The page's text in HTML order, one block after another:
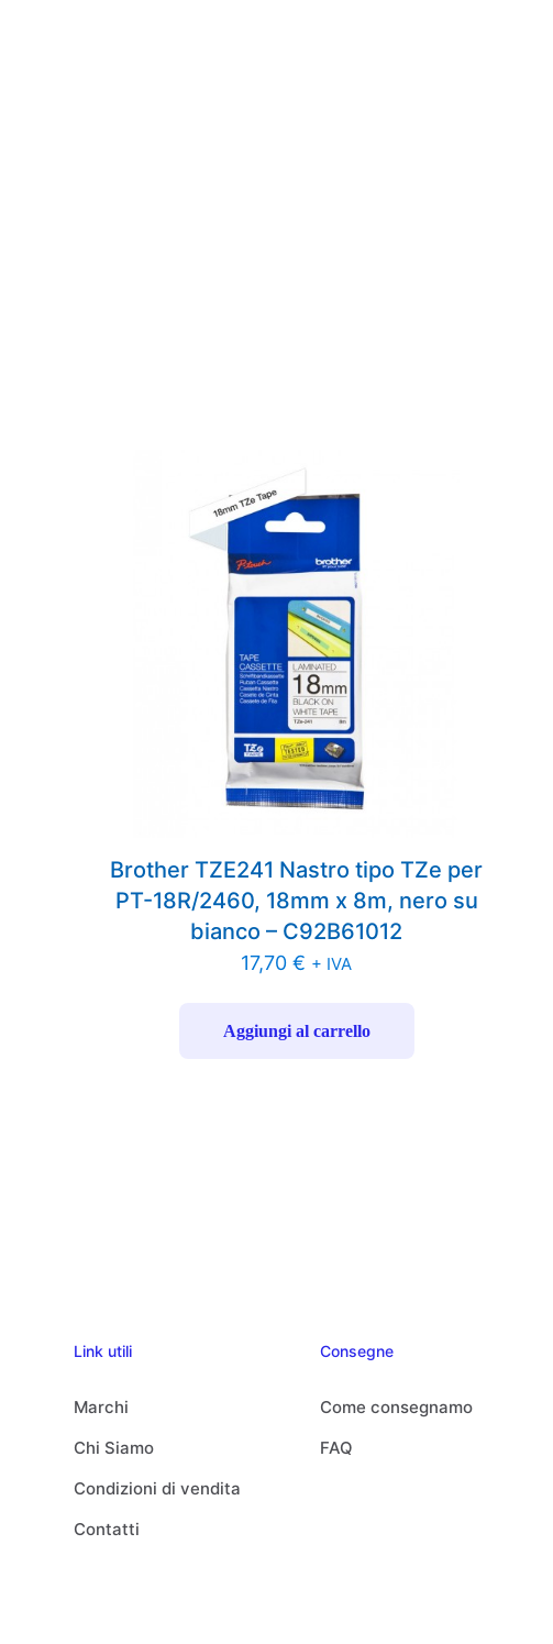
Brother TZE241 Nastro tipo TZe per
PT-18R/2460, 18mm x 8m, nero su
bianco – C92B61012
17,70€ + IVA
Aggiungi al carrello
Link utili
Marchi
Chi Siamo
Condizioni di vendita
Contatti
Consegne
Come consegnamo
FAQ